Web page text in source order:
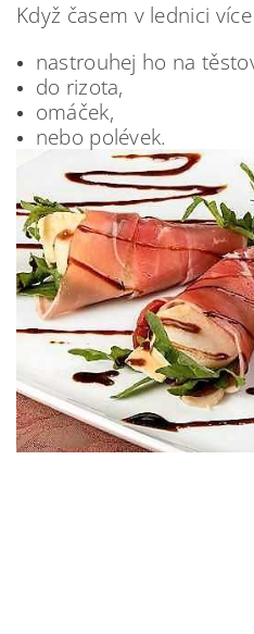
Když časem v lednici
nastrouhej ho na
do rizota,
omáček,
nebo polévek.